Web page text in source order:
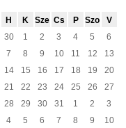
H K Sze Cs P Szo
V
30
1 2 3 4 5
6
7
8 9 10 11 12
13
14
15 16 17 18 19
20
21
22 23 24 25 26
27
28
29 30 31 1 2
3
4
5 6 7 8 9 10